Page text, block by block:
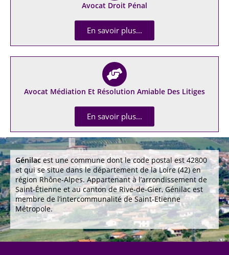
Génilacest une commune dont le code postal est 42800
et qui se situe dans le département de la Loire (42) en
région Rhône-Alpes. Appartenant à l’arrondissement de
Saint-Étienne et au canton de Rive-de-Gier, Génilac est
membre de l’intercommunalité de Saint-Etienne
Métropole.
Avocat Droit Pénal
En savoir plus...
Avocat Médiation Et Résolution Amiable Des Litiges
En savoir plus...